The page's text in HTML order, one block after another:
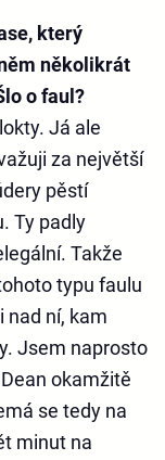
který
několikrát
o faul?
Já ale
za největší
pěstí
Ty padly
Takže
typu faulu
nad ní, kam
Jsem naprosto
okamžitě
se tedy na
minut na